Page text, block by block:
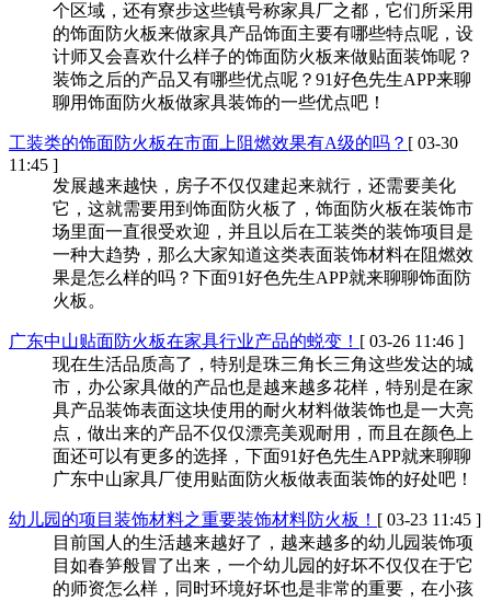
个区域，还有寮步这些镇号称家具厂之都，它们所采用
的饰面防火板来做家具产品饰面主要有哪些特点呢，设
计师又会喜欢什么样子的饰面防火板来做贴面装饰呢？
装饰之后的产品又有哪些优点呢？91好色先生APP来聊
聊用饰面防火板做家具装饰的一些优点吧！
工装类的饰面防火板在市面上阻燃效果有A级的吗？ [ 03-30
11:45 ]
发展越来越快，房子不仅仅建起来就行，还需要美化
它，这就需要用到饰面防火板了，饰面防火板在装饰市
场里面一直很受欢迎，并且以后在工装类的装饰项目是
一种大趋势，那么大家知道这类表面装饰材料在阻燃效
果是怎么样的吗？下面91好色先生APP就来聊聊饰面防
火板。
广东中山贴面防火板在家具行业产品的蜕变！ [ 03-26 11:46 ]
现在生活品质高了，特别是珠三角长三角这些发达的城
市，办公家具做的产品也是越来越多花样，特别是在家
具产品装饰表面这块使用的耐火材料做装饰也是一大亮
点，做出来的产品不仅仅漂亮美观耐用，而且在颜色上
面还可以有更多的选择，下面91好色先生APP就来聊聊
广东中山家具厂使用贴面防火板做表面装饰的好处吧！
幼儿园的项目装饰材料之重要装饰材料防火板！ [ 03-23 11:45 ]
目前国人的生活越来越好了，越来越多的幼儿园装饰项
目如春笋般冒了出来，一个幼儿园的好坏不仅仅在于它
的师资怎么样，同时环境好坏也是非常的重要，在小孩